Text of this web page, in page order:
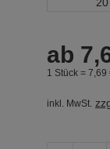
ab 7,
1 Stück = 7, 69
inkl. MwSt.